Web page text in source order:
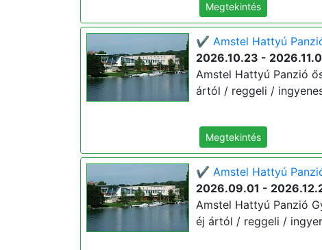
Megtekintés
✔️ Amstel Hattyú
2026.10.23 -
Amstel Hattyú Panzió
ártól / reggeli /
Megtekintés
✔️ Amstel Hattyú
2026.09.01 -
Amstel Hattyú Panzió
éj ártól / reggeli /